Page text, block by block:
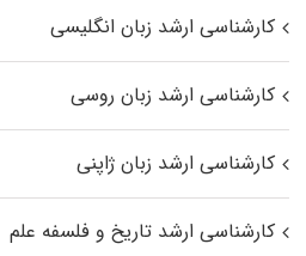
کارشناسی ارشد زبان انگلیسی
کارشناسی ارشد زبان روسی
کارشناسی ارشد زبان ژاپنی
کارشناسی ارشد تاریخ و فلسفه علم